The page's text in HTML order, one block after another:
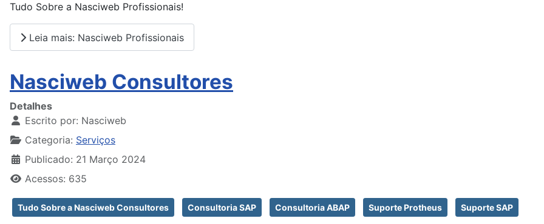
Tudo Sobre a Nasciweb Profissionais!
Leia mais: Nasciweb Profissionais
Nasciweb Consultores
Detalhes
Escrito por: Nasciweb
Categoria: Serviços
Publicado: 21 Março 2024
Acessos: 635
Tudo Sobre a Nasciweb Consultores Consultoria SAP Consultoria ABAP Suporte Protheus Suporte SAP